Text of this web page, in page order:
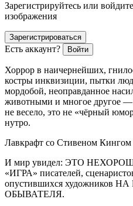
Зарегистрируйтесь или
изображения
Зарегистрироваться
Есть аккаунт? Войти
Хоррор в наичернейших,
костры инквизиции, пытки
мордобой, неоправданное
животными и многое другое —
не весело, это не «чёрный
нутро.
Лавкрафт со Стивеном Кингом
И мир увидел: ЭТО
«ИГРА» писателей,
опустившихся
ОБЫВАТЕЛЯ.